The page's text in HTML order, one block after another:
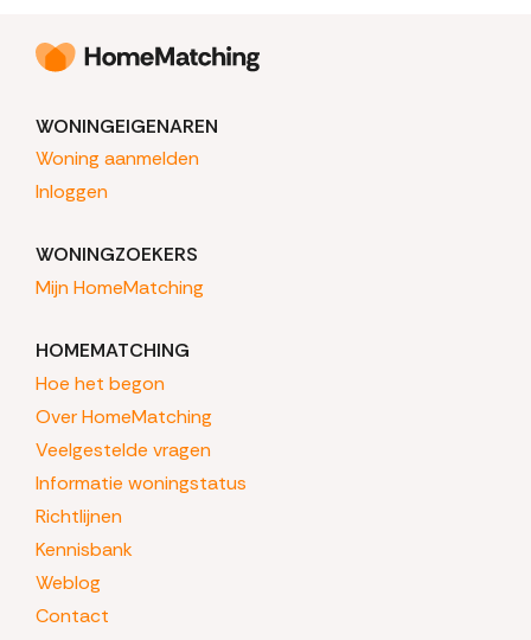
WONINGEIGENAREN
Woning aanmelden
Inloggen
WONINGZOEKERS
Mijn HomeMatching
HOMEMATCHING
Hoe het begon
Over HomeMatching
Veelgestelde vragen
Informatie woningstatus
Richtlijnen
Kennisbank
Weblog
Contact